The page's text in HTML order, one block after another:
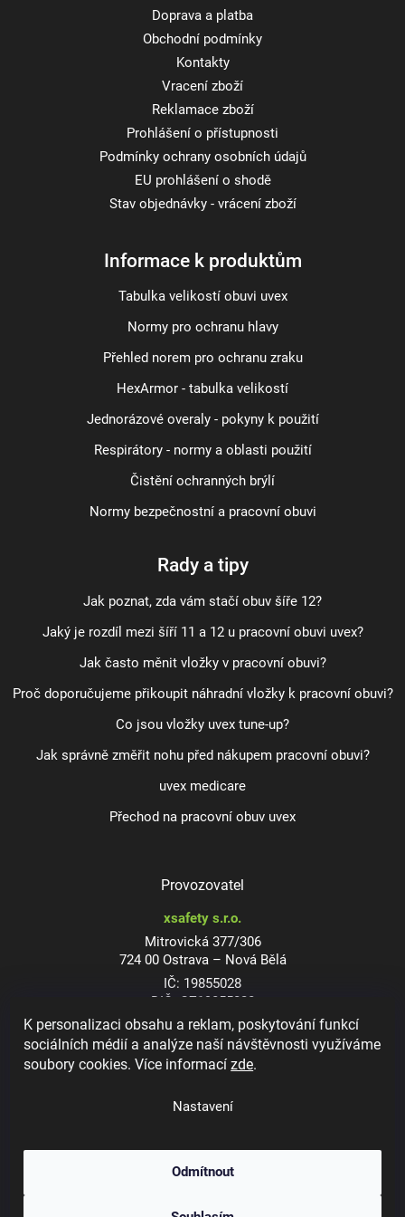
K personalizaci obsahu a reklam, poskytování funkcí
sociálních médií a analýze naší návštěvnosti využíváme
soubory cookies. Více informacízde.
Nastavení
Odmítnout
Doprava a platba
Obchodní podmínky
Kontakty
Vracení zboží
Reklamace zboží
Prohlášení o přístupnosti
Podmínky ochrany osobních údajů
EU prohlášení o shodě
Stav objednávky - vrácení zboží
Informace k produktům
Tabulka velikostí obuvi uvex
Normy pro ochranu hlavy
Přehled norem pro ochranu zraku
HexArmor - tabulka velikostí
Jednorázové overaly - pokyny k použití
Respirátory - normy a oblasti použití
Čistění ochranných brýlí
Normy bezpečnostní a pracovní obuvi
Rady a tipy
Jak poznat, zda vám stačí obuv šíře 12?
Jaký je rozdíl mezi šíří 11 a 12 u pracovní obuvi uvex?
Jak často měnit vložky v pracovní obuvi?
Proč doporučujeme přikoupit náhradní vložky k pracovní obuvi?
Co jsou vložky uvex tune-up?
Jak správně změřit nohu před nákupem pracovní obuvi?
uvex medicare
Přechod na pracovní obuv uvex
Provozovatel
xsafety s.r.o.
Mitrovická 377/306
724 00 Ostrava – Nová Bělá
IČ: 19855028
DIČ: CZ19855028
Dioptrické ochranné brýle